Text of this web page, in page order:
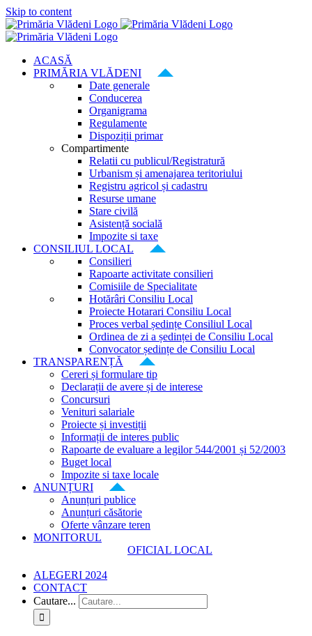
Skip to content
ACASĂ
PRIMĂRIA VLĂDENI
Date generale
Conducerea
Organigrama
Regulamente
Dispoziții primar
Compartimente
Relatii cu publicul/Registratură
Urbanism și amenajarea teritoriului
Registru agricol și cadastru
Resurse umane
Stare civilă
Asistență socială
Impozite si taxe
CONSILIUL LOCAL
Consilieri
Rapoarte activitate consilieri
Comisiile de Specialitate
Hotărâri Consiliu Local
Proiecte Hotarari Consiliu Local
Proces verbal ședințe Consiliul Local
Ordinea de zi a ședinței de Consiliu Local
Convocator ședințe de Consiliu Local
TRANSPARENȚĂ
Cereri și formulare tip
Declarații de avere și de interese
Concursuri
Venituri salariale
Proiecte și investiții
Informații de interes public
Rapoarte de evaluare a legilor 544/2001 și 52/2003
Buget local
Impozite si taxe locale
ANUNȚURI
Anunțuri publice
Anunțuri căsătorie
Oferte vânzare teren
MONITORUL
OFICIAL LOCAL
ALEGERI 2024
CONTACT
Cautare...